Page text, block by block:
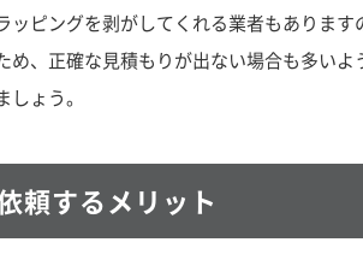
ッピングを剥がしてくれる業者もありま
め、正確な見積もりが出ない場合も多い
ょう。
頼するメリット